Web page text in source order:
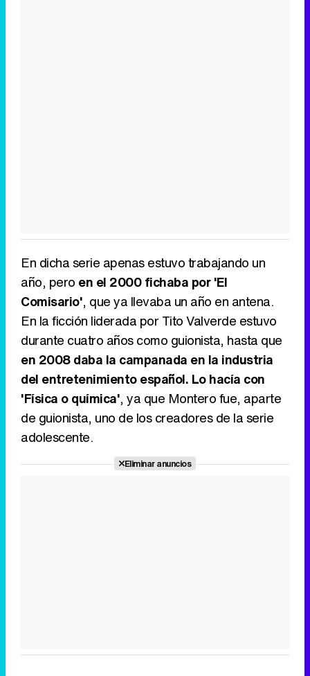
En dicha serie apenas estuvo trabajando un
año, pero en el 2000 fichaba por 'El
Comisario', que ya llevaba un año en antena.
En la ficción liderada por Tito Valverde estuvo
durante cuatro años como guionista, hasta que
en 2008 daba la campanada en la industria
del entretenimiento español. Lo hacía con
'Física o química', ya que Montero fue, aparte
de guionista, uno de los creadores de la serie
adolescente.
Eliminar anuncios